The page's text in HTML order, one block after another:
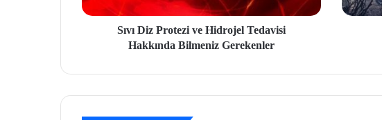
Sıvı Diz Protezi ve Hidrojel Tedavisi
Hakkında Bilmeniz Gerekenler